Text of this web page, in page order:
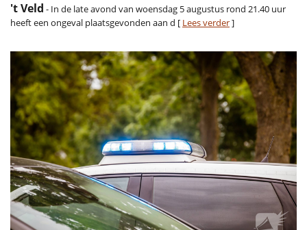
't Veld - In de late avond van woensdag 5 augustus rond 21.40 uur
heeft een ongeval plaatsgevonden aan d [ Lees verder]